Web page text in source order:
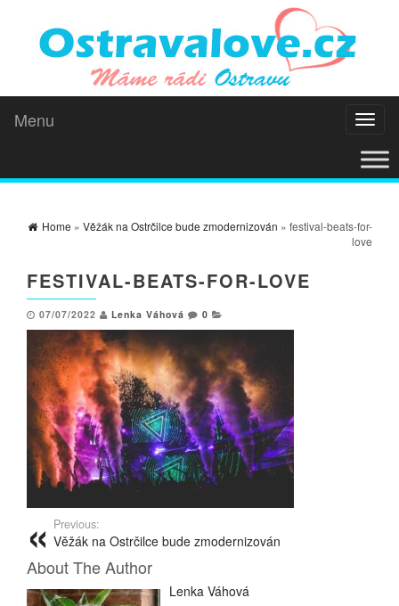
Menu
Home » Věžák na Ostrčilce bude zmodernizován » festival-beats-for-
love
FESTIVAL-BEATS-FOR-LOVE
07/07/2022 Lenka Váhová 0
Previous:
Věžák na Ostrčilce bude zmodernizován
About The Author
Lenka Váhová